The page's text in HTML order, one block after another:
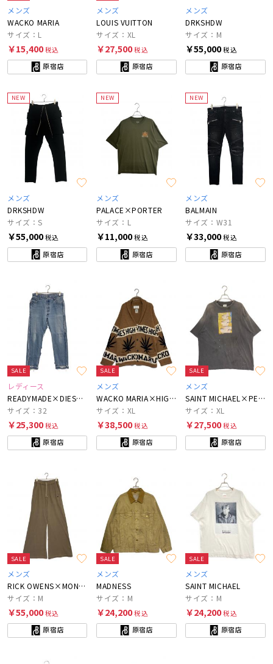
メンズ
WACKO MARIA
サイズ：L
￥15,400税込
原宿店
メンズ
LOUIS VUITTON
サイズ：XL
￥27,500税込
原宿店
メンズ
DRKSHDW
サイズ：M
￥55,000税込
原宿店
NEW
メンズ
DRKSHDW
サイズ：S
￥55,000税込
原宿店
NEW
メンズ
PALACE×PORTER
サイズ：L
￥11,000税込
原宿店
NEW
メンズ
BALMAIN
サイズ：W31
￥33,000税込
原宿店
SALE
レディース
READYMADE×DIESEL RED TAG×UNITED ARROWS & SONS
サイズ：32
￥25,300税込
原宿店
SALE
メンズ
WACKO MARIA×HIGH TIMES
サイズ：XL
￥38,500税込
原宿店
SALE
メンズ
SAINT MICHAEL×PERKS AND MINI
サイズ：XL
￥27,500税込
原宿店
SALE
メンズ
RICK OWENS×MONCLER
サイズ：M
￥55,000税込
原宿店
SALE
メンズ
MADNESS
サイズ：M
￥24,200税込
原宿店
SALE
メンズ
SAINT MICHAEL
サイズ：M
￥24,200税込
原宿店